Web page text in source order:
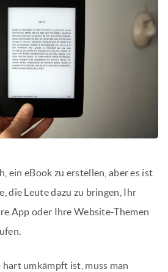
ein eBook zu erstellen, aber es ist
die Leute dazu zu bringen, Ihr
App oder Ihre Website-Themen
umkämpft ist, muss man